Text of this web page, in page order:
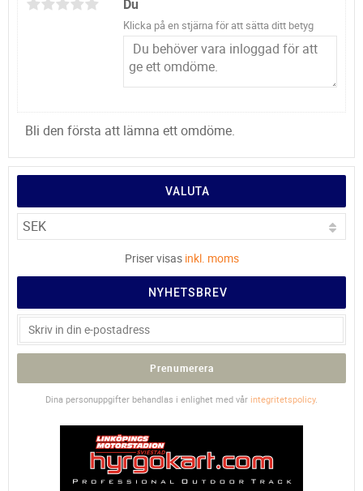
Du
Klicka på en stjärna för att sätta ditt betyg
Bli den första att lämna ett omdöme.
VALUTA
Priser visas inkl. moms
NYHETSBREV
Prenumerera
Dina personuppgifter behandlas i enlighet med vår integritetspolicy.